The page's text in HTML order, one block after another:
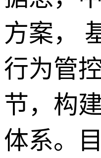
方案，
行为管
节，构
体系。